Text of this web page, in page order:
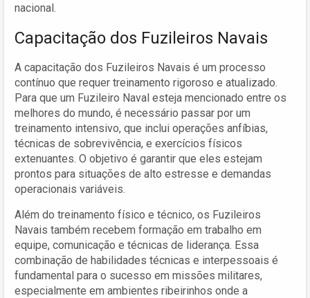
nacional.
Capacitação dos Fuzileiros Navais
A capacitação dos Fuzileiros Navais é um processo
contínuo que requer treinamento rigoroso e atualizado.
Para que um Fuzileiro Naval esteja mencionado entre os
melhores do mundo, é necessário passar por um
treinamento intensivo, que inclui operações anfíbias,
técnicas de sobrevivência, e exercícios físicos
extenuantes. O objetivo é garantir que eles estejam
prontos para situações de alto estresse e demandas
operacionais variáveis.
Além do treinamento físico e técnico, os Fuzileiros
Navais também recebem formação em trabalho em
equipe, comunicação e técnicas de liderança. Essa
combinação de habilidades técnicas e interpessoais é
fundamental para o sucesso em missões militares,
especialmente em ambientes ribeirinhos onde a